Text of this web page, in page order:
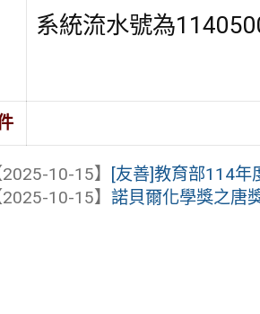
系統流水號為
2025-10-15】 [友善]教育部114年
2025-10-15】諾貝爾化學獎之唐